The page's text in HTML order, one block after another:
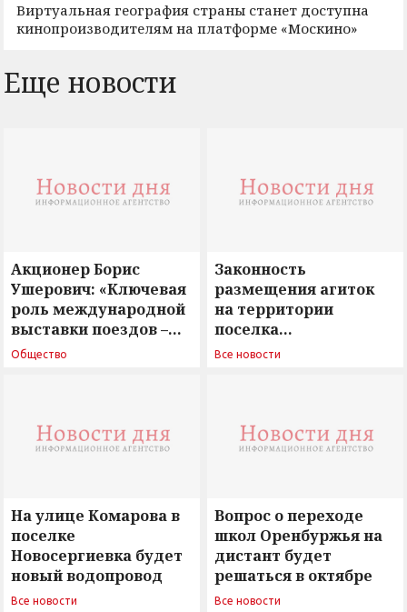
Виртуальная география страны станет доступна
кинопроизводителям на платформе «Москино»
Еще новости
Акционер Борис
Ушерович: «Ключевая
роль международной
выставки поездов –
поиск ответов на
Общество
Законность
размещения агиток
на территории
поселка
Новосергиевка
Все новости
На улице Комарова в
поселке
Новосергиевка будет
новый водопровод
Все новости
Вопрос о переходе
школ Оренбуржья на
дистант будет
решаться в октябре
Все новости